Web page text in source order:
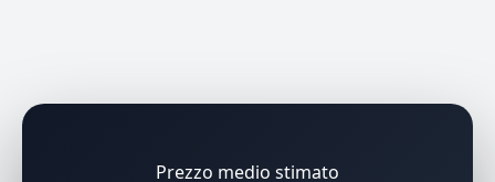
Prezzo medio stimato